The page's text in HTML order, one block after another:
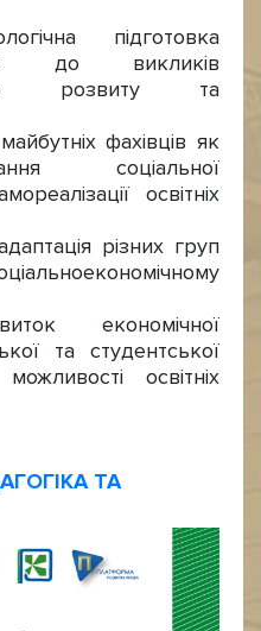
підготовка
до викликів
розвиту та
фахівців як
соціальної
освітніх
різних груп
економічної
та студентської
освітніх
ТА